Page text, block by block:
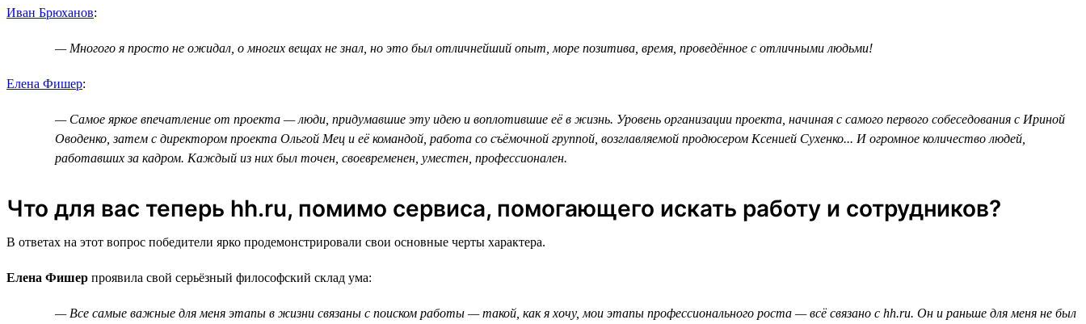
Иван Брюханов:
— Многого я просто не ожидал, о многих вещах не знал, но это был отличнейший опыт, море позитива, время, проведённое с отличными людьми!
Елена Фишер:
— Самое яркое впечатление от проекта — люди, придумавшие эту идею и воплотившие её в жизнь. Уровень организации проекта, начиная с самого первого собеседования с Ириной
Оводенко, затем с директором проекта Ольгой Мец и её командой, работа со съёмочной группой, возглавляемой продюсером Ксенией Сухенко... И огромное количество людей,
работавших за кадром. Каждый из них был точен, своевременен, уместен, профессионален.
Что для вас теперь hh.ru, помимо сервиса, помогающего искать работу и сотрудников?
В ответах на этот вопрос победители ярко продемонстрировали свои основные черты характера.
Елена Фишер проявила свой серьёзный философский склад ума:
— Все самые важные для меня этапы в жизни связаны с поиском работы — такой, как я хочу, мои этапы профессионального роста — всё связано с hh.ru. Он и раньше для меня не был